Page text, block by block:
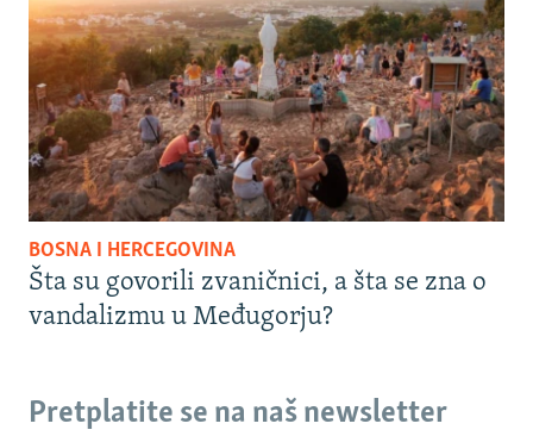
BOSNA I HERCEGOVINA
Šta su govorili zvaničnici, a šta se zna o
vandalizmu u Međugorju?
Pretplatite se na naš newsletter